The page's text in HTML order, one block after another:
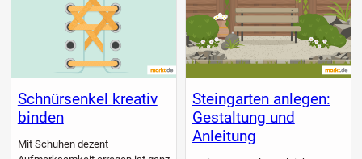
Schnürsenkel kreativ
binden
Mit Schuhen dezent
Steingarten anlegen:
Gestaltung und
Anleitung